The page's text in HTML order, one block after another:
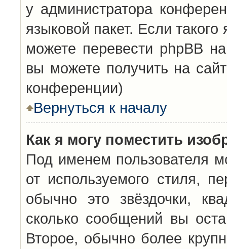
у администратора
языковой пакет. Если
можете перевести phpBB
вы можете получить на
конференции)
Вернуться к началу
Как я могу поместить
Под именем пользователя
от используемого стиля,
обычно это звёздочки,
сколько сообщений вы
Второе, обычно более